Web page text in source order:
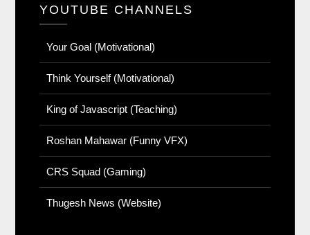
YOUTUBE CHANNELS
Your Goal (Motivational)
Think Yourself (Motivational)
King of Javascript (Teaching)
Roshan Mahawar (Funny VFX)
CRS Squad (Gaming)
Thugesh News (Website)